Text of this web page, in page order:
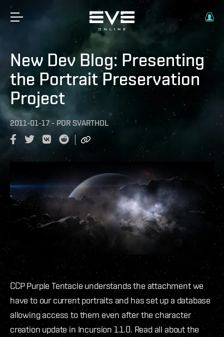
New Dev Blog: Presenting
the Portrait Preservation
Project
2011-01-17 - POR SVARTHOL
CCP Purple Tentacle understands the attachment we
have to our current portraits and has set up a database
allowing access to them even after the character
creation update in Incursion 1.1.0. Read all about the